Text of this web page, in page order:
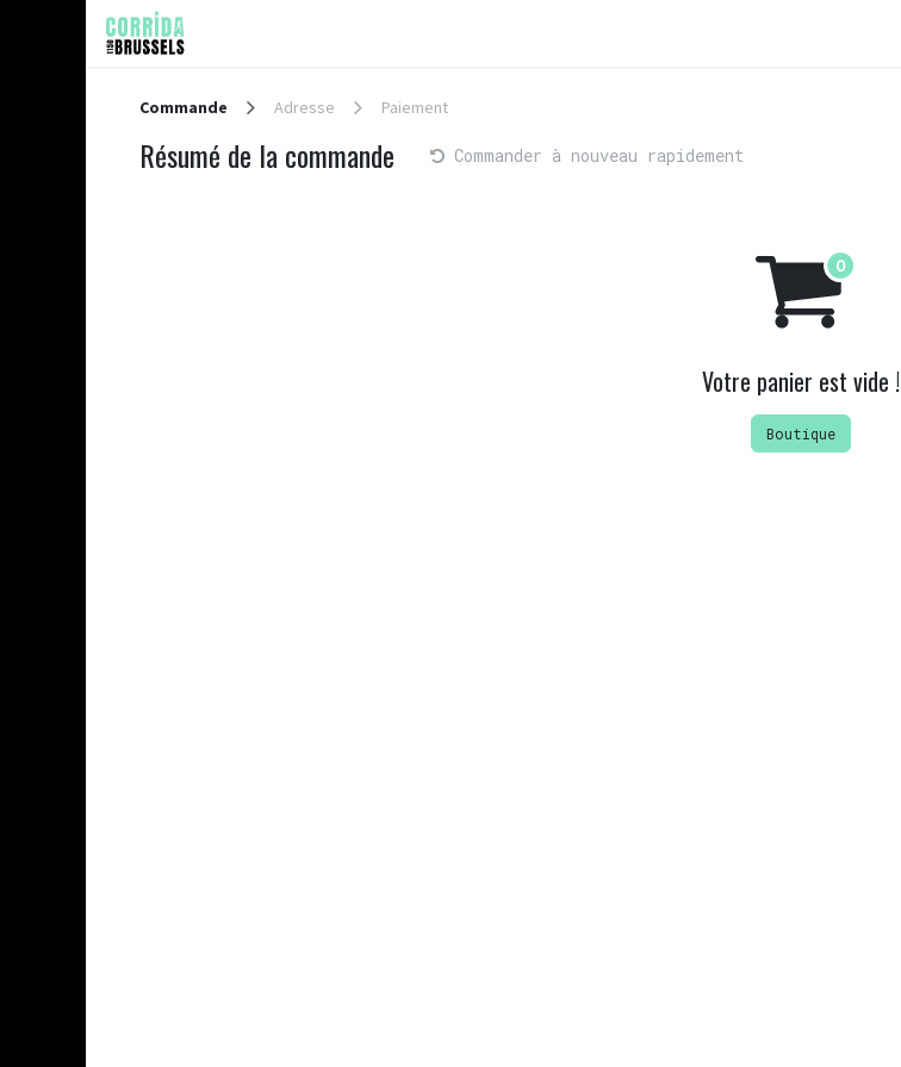
Se rendre au contenu
Commande Adresse Paiement
Résumé de la commande Commander à nouveau rapidement
Votre panier est vide !
Boutique